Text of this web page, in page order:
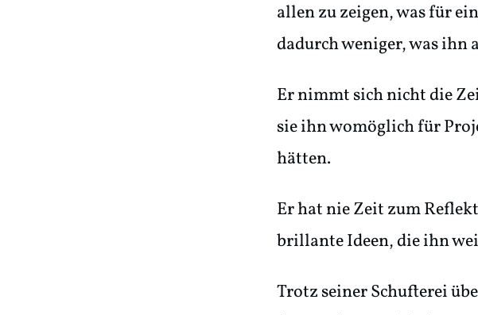
allen zu zeigen, was für
dadurch weniger, was ihn
Er nimmt sich nicht die
sie ihn womöglich für
hätten.
Er hat nie Zeit zum
brillante Ideen, die ihn
Trotz seiner Schufterei